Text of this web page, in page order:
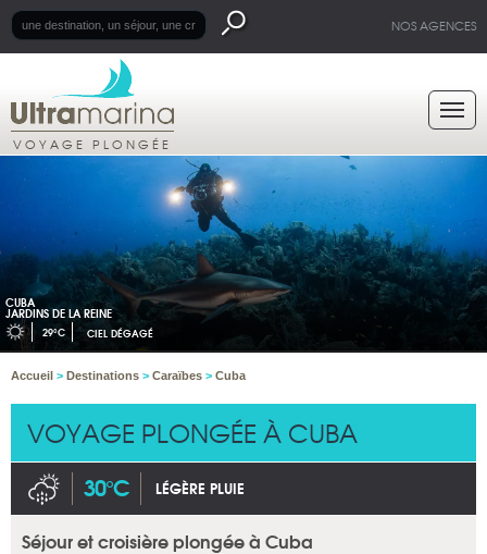
NOS AGENCES
VOYAGE PLONGÉE
CUBA
JARDINS DE LA REINE
29°C CIEL DÉGAGÉ
Accueil > Destinations > Caraïbes > Cuba
VOYAGE PLONGÉE À CUBA
30°C LÉGÈRE PLUIE
Séjour et croisière plongée à Cuba